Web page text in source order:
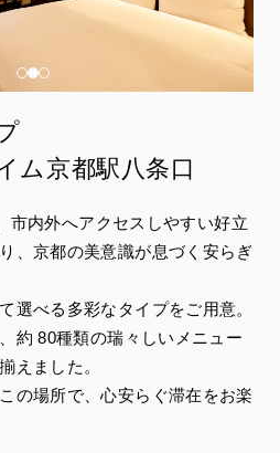
ム京都駅八条口
市内外へアクセスしやすい好立
、京都の美意識が息づく安らぎ
選べる多彩なタイプをご用意。
約 80種類の瑞々しいメニュー
えました。
の場所で、心安らぐ滞在をお楽